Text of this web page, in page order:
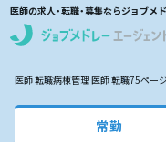
医師の求人・転職・募集ならジョブメ
求人を探す
常勤の求人
医師 転職病棟管理 医師 転職75ペー
常勤